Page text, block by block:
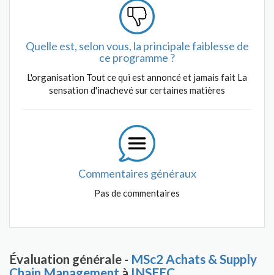
Quelle est, selon vous, la principale faiblesse de
ce programme ?
L'organisation Tout ce qui est annoncé et jamais fait La
sensation d'inachevé sur certaines matières
Commentaires généraux
Pas de commentaires
Évaluation générale - MSc2 Achats & Supply